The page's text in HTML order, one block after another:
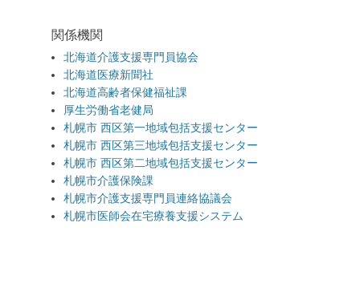
関係機関
北海道介護支援専門員協会
北海道医療新聞社
北海道高齢者保健福祉課
厚生労働省老健局
札幌市 西区第一地域包括支援センター
札幌市 西区第三地域包括支援センター
札幌市 西区第二地域包括支援センター
札幌市介護保険課
札幌市介護支援専門員連絡協議会
札幌市医師会在宅療養支援システム